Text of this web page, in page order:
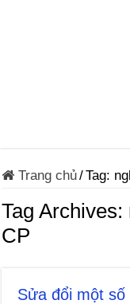
Trang chủ/Tag:
Tag Archives:
CP
Sửa đổi một